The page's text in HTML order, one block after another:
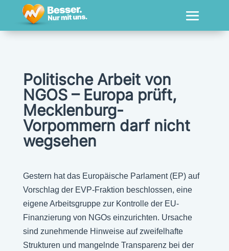
Politische Arbeit von
NGOS – Europa prüft,
Mecklenburg-
Vorpommern darf nicht
wegsehen
Gestern hat das Europäische Parlament (EP) auf
Vorschlag der EVP-Fraktion beschlossen, eine
eigene Arbeitsgruppe zur Kontrolle der EU-
Finanzierung von NGOs einzurichten. Ursache
sind zunehmende Hinweise auf zweifelhafte
Strukturen und mangelnde Transparenz bei der